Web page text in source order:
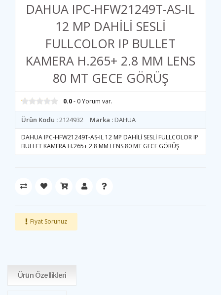
DAHUA IPC-HFW21249T-AS-IL
12 MP DAHİLİ SESLİ
FULLCOLOR IP BULLET
KAMERA H.265+ 2.8 MM LENS
80 MT GECE GÖRÜŞ
0.0- 0 Yorum var.
Ürün Kodu :2124932 Marka :DAHUA
DAHUA IPC-HFW21249T-AS-IL 12 MP DAHİLİ SESLİ FULLCOLOR IP
BULLET KAMERA H.265+ 2.8 MM LENS 80 MT GECE GÖRÜŞ
Fiyat Sorunuz
Ürün Özellikleri